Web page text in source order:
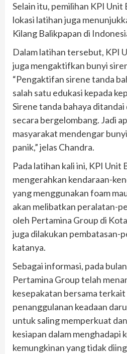
Selain itu, pemilihan KPI Unit
lokasi latihan juga
Kilang Balikpapan di
Dalam latihan tersebut, KPI
juga mengaktifkan bunyi
“Pengaktifan sirene tanda
salah satu edukasi kepada
Sirene tanda bahaya
secara bergelombang. Jadi
masyarakat mendengar
panik,” jelas Chandra.
Pada latihan kali ini, KPI Unit
mengerahkan kendaraan-
yang menggunakan foam
akan melibatkan peralatan-
oleh Pertamina Group di
juga dilakukan pembatasan-
katanya.
Sebagai informasi, pada
Pertamina Group telah
kesepakatan bersama terkait
penanggulanan keadaan
untuk saling memperkuat
kesiapan dalam menghadapi
kemungkinan yang tidak